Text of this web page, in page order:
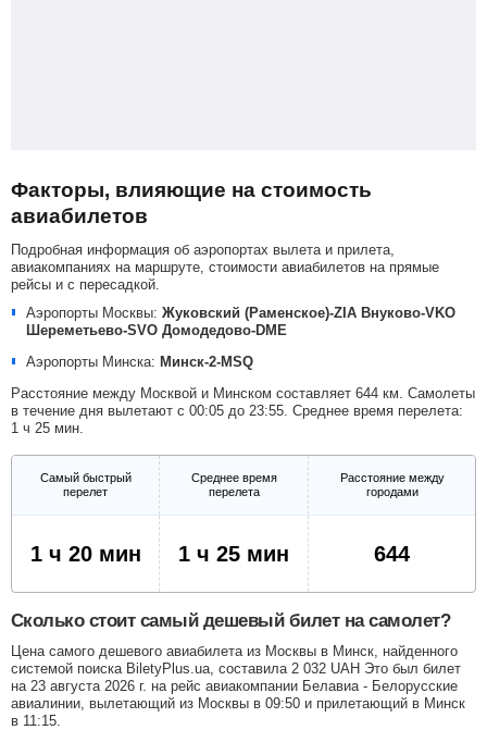
Факторы, влияющие на стоимость
авиабилетов
Подробная информация об аэропортах вылета и прилета,
авиакомпаниях на маршруте, стоимости авиабилетов на прямые
рейсы и с пересадкой.
Аэропорты Москвы: Жуковский (Раменское)-ZIA Внуково-VKO
Шереметьево-SVO Домодедово-DME
Аэропорты Минска: Минск-2-MSQ
Расстояние между Москвой и Минском составляет 644 км. Самолеты
в течение дня вылетают с 00:05 до 23:55. Среднее время перелета:
1 ч 25 мин.
Самый быстрый
перелет
Среднее время
перелета
Расстояние между
городами
1 ч 20 мин 1 ч 25 мин 644
Сколько стоит самый дешевый билет на самолет?
Цена самого дешевого авиабилета из Москвы в Минск, найденного
системой поиска BiletyPlus.ua, составила 2 032 UAH Это был билет
на 23 августа 2026 г. на рейс авиакомпании Белавиа - Белорусские
авиалинии, вылетающий из Москвы в 09:50 и прилетающий в Минск
в 11:15.